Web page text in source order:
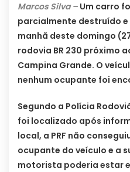
Marcos Silva – Um carro
parcialmente destruído
manhã deste domingo
rodovia BR 230 próximo
Campina Grande. O
nenhum ocupante foi
Segundo a Polícia
foi localizado após
local, a PRF não
ocupante do veículo e a
motorista poderia estar